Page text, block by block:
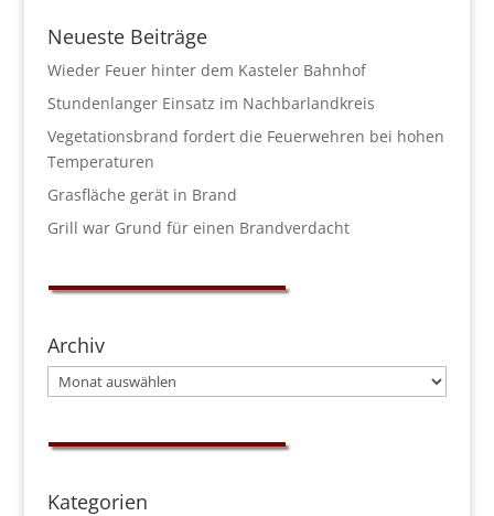
Neueste Beiträge
Wieder Feuer hinter dem Kasteler Bahnhof
Stundenlanger Einsatz im Nachbarlandkreis
Vegetationsbrand fordert die Feuerwehren bei hohen
Temperaturen
Grasfläche gerät in Brand
Grill war Grund für einen Brandverdacht
Archiv
Archiv
Kategorien